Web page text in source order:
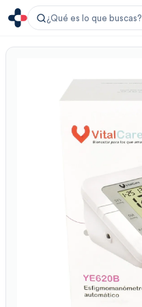
¿Qué es lo que buscas?